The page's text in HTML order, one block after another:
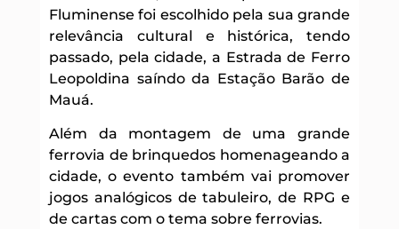
Fluminense foi escolhido pela sua grande
relevância cultural e histórica, tendo
passado, pela cidade, a Estrada de Ferro
Leopoldina saíndo da Estação Barão de
Mauá.
Além da montagem de uma grande
ferrovia de brinquedos homenageando a
cidade, o evento também vai promover
jogos analógicos de tabuleiro, de RPG e
de cartas com o tema sobre ferrovias.